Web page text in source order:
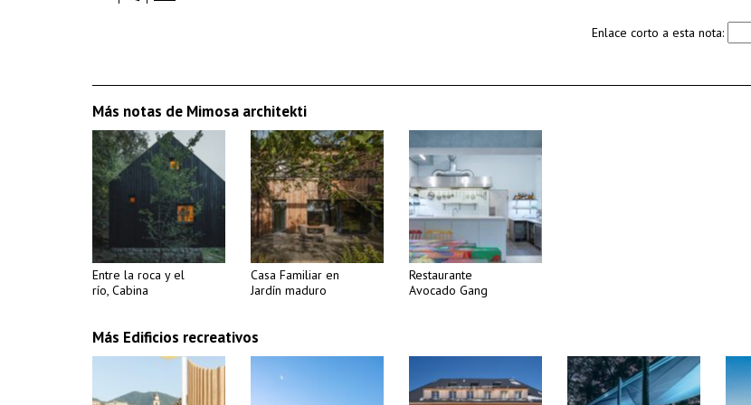
Enlace corto a esta nota:
Más notas de Mimosa architekti
Entre la roca y el
río, Cabina
Casa Familiar en
Jardín maduro
Restaurante
Avocado Gang
Más Edificios recreativos